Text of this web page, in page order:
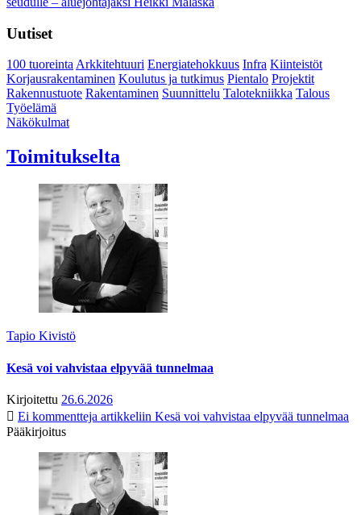
Uutiset
100 tuoreintaArkkitehtuuri Energiatehokkuus Infra Kiinteistöt
Korjausrakentaminen Koulutus ja tutkimus Pientalo Projektit
Rakennustuote Rakentaminen Suunnittelu Talotekniikka Talous
Työelämä
Näkökulmat
Toimitukselta
Tapio Kivistö
Kesä voi vahvistaa elpyvää tunnelmaa
Kirjoitettu 26.6.2026
Ei kommentteja artikkeliin Kesä voi vahvistaa elpyvää tunnelmaa
Pääkirjoitus